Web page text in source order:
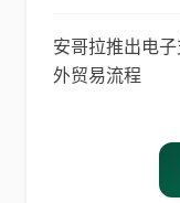
安哥拉推出电
外贸易流程